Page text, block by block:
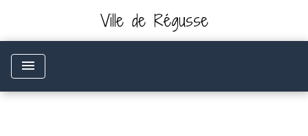
Ville de Régusse
menu